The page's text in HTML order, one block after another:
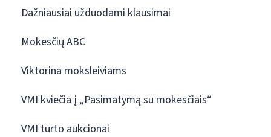
Dažniausiai užduodami klausimai
Mokesčių ABC
Viktorina moksleiviams
VMI kviečia į „Pasimatymą su mokesčiais“
VMI turto aukcionai